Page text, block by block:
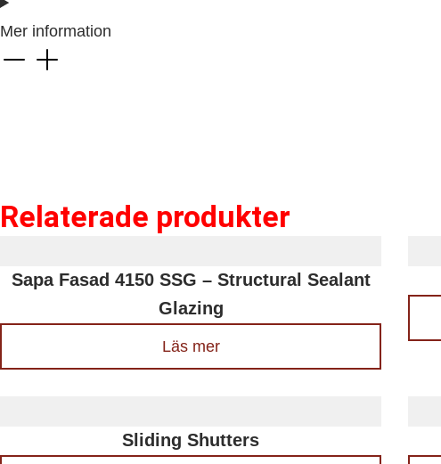
Mer information
Relaterade produkter
Sapa Fasad 4150 SSG – Structural Sealant
Glazing
Läs mer
Sliding Shutters